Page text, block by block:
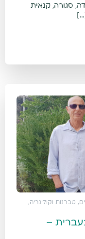
סגורה, קנאית
, טברנות וקולינריה,
–